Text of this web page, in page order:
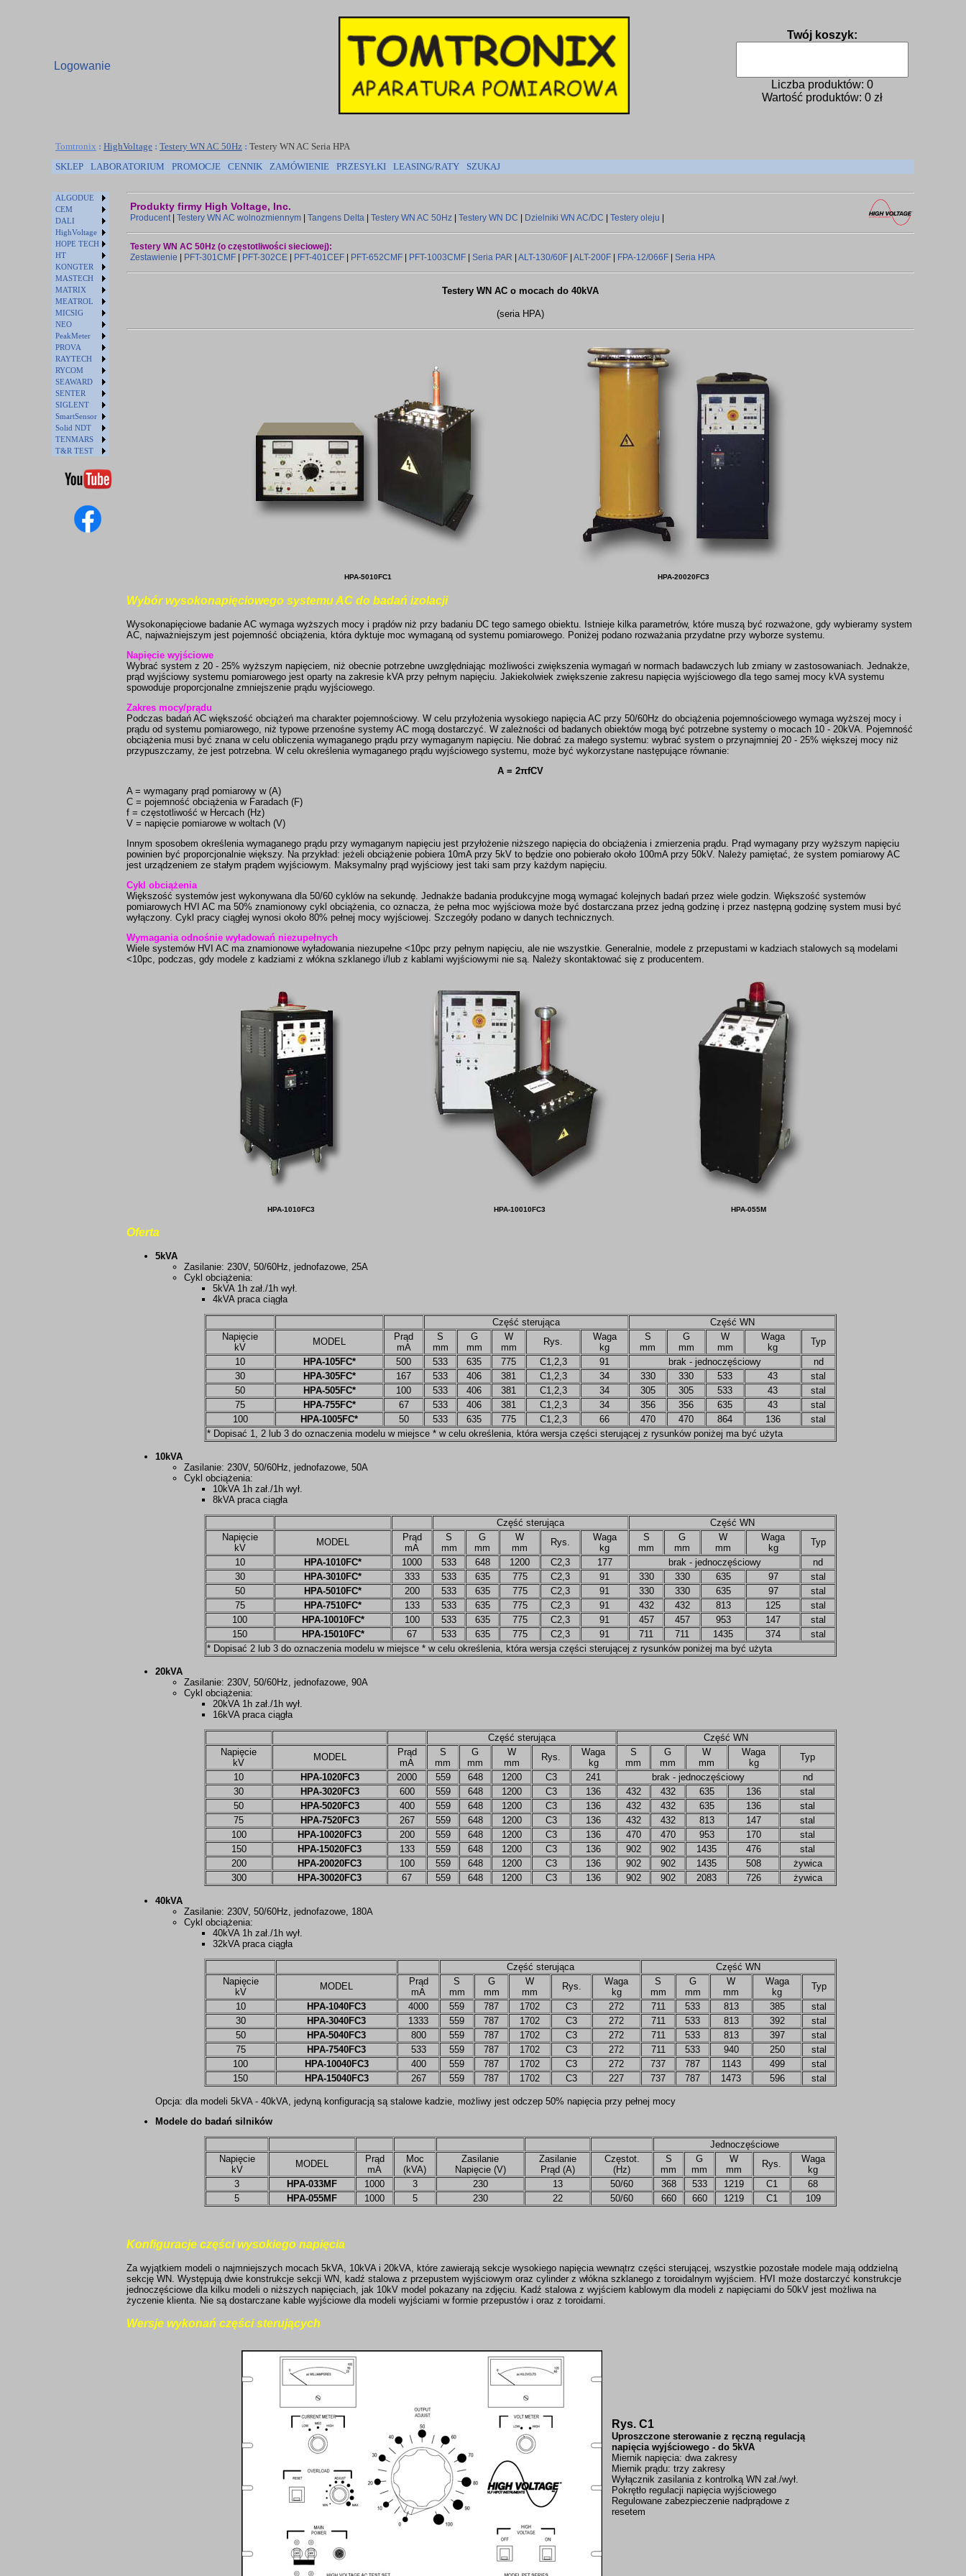
Logowanie
Twój koszyk:
Liczba produktów: 0
Wartość produktów: 0 zł
Tomtronix : HighVoltage : Testery WN AC 50Hz : Testery WN AC Seria HPA
SKLEP
LABORATORIUM PROMOCJE CENNIK ZAMÓWIENIE PRZESYŁKI LEASING/RATY SZUKAJ
ALGODUE
CEM
DALI
HighVoltage
HOPE TECH
HT
KONGTER
MASTECH
MATRIX
MEATROL
MICSIG
NEO
PeakMeter
PROVA
RAYTECH
RYCOM
SEAWARD
SENTER
SIGLENT
SmartSensor
Solid NDT
TENMARS
T&R TEST
Produkty firmy High Voltage, Inc.
Producent| Testery WN AC wolnozmiennym Tangens Delta Testery WN AC 50Hz Testery WN DC Dzielniki WN AC/DC Testery oleju
Testery WN AC 50Hz (o częstotliwości sieciowej):
Zestawienie
PFT-301CMF PFT-302CE PFT-401CEF PFT-652CMF PFT-1003CMF Seria PAR ALT-130/60F ALT-200F FPA-12/066F Seria HPA
Testery WN AC o mocach do 40kVA
(seria HPA)
HPA-5010FC1 HPA-20020FC3
Wybór wysokonapięciowego systemu AC do badań izolacji
Wysokonapięciowe badanie AC wymaga wyższych mocy i prądów niż przy badaniu DC tego samego obiektu. Istnieje kilka parametrów, które muszą być rozważone, gdy wybieramy system
AC, najważniejszym jest pojemność obciążenia, która dyktuje moc wymaganą od systemu pomiarowego. Poniżej podano rozważania przydatne przy wyborze systemu.
Napięcie wyjściowe
Wybrać system z 20 - 25% wyższym napięciem, niż obecnie potrzebne uwzględniając możliwości zwiększenia wymagań w normach badawczych lub zmiany w zastosowaniach. Jednakże,
prąd wyjściowy systemu pomiarowego jest oparty na zakresie kVA przy pełnym napięciu. Jakiekolwiek zwiększenie zakresu napięcia wyjściowego dla tego samej mocy kVA systemu
spowoduje proporcjonalne zmniejszenie prądu wyjściowego.
Zakres mocy/prądu
Podczas badań AC większość obciążeń ma charakter pojemnościowy. W celu przyłożenia wysokiego napięcia AC przy 50/60Hz do obciążenia pojemnościowego wymaga wyższej mocy i
prądu od systemu pomiarowego, niż typowe przenośne systemy AC mogą dostarczyć. W zależności od badanych obiektów mogą być potrzebne systemy o mocach 10 - 20kVA. Pojemność
obciążenia musi być znana w celu obliczenia wymaganego prądu przy wymaganym napięciu. Nie dobrać za małego systemu: wybrać system o przynajmniej 20 - 25% większej mocy niż
przypuszczamy, że jest potrzebna. W celu określenia wymaganego prądu wyjściowego systemu, może być wykorzystane następujące równanie:
A = 2πfCV
A = wymagany prąd pomiarowy w (A)
C = pojemność obciążenia w Faradach (F)
f = częstotliwość w Hercach (Hz)
V = napięcie pomiarowe w woltach (V)
Innym sposobem określenia wymaganego prądu przy wymaganym napięciu jest przyłożenie niższego napięcia do obciążenia i zmierzenia prądu. Prąd wymagany przy wyższym napięciu
powinien być proporcjonalnie większy. Na przykład: jeżeli obciążenie pobiera 10mA przy 5kV to będzie ono pobierało około 100mA przy 50kV. Należy pamiętać, że system pomiarowy AC
jest urządzeniem ze stałym prądem wyjściowym. Maksymalny prąd wyjściowy jest taki sam przy każdym napięciu.
Cykl obciążenia
Większość systemów jest wykonywana dla 50/60 cyklów na sekundę. Jednakże badania produkcyjne mogą wymagać kolejnych badań przez wiele godzin. Większość systemów
pomiarowych HVI AC ma 50% znamionowy cykl obciążenia, co oznacza, że pełna moc wyjściowa może być dostarczana przez jedną godzinę i przez następną godzinę system musi być
wyłączony. Cykl pracy ciągłej wynosi około 80% pełnej mocy wyjściowej. Szczegóły podano w danych technicznych.
Wymagania odnośnie wyładowań niezupełnych
Wiele systemów HVI AC ma znamionowe wyładowania niezupełne <10pc przy pełnym napięciu, ale nie wszystkie. Generalnie, modele z przepustami w kadziach stalowych są modelami
<10pc, podczas, gdy modele z kadziami z włókna szklanego i/lub z kablami wyjściowymi nie są. Należy skontaktować się z producentem.
HPA-1010FC3 HPA-10010FC3 HPA-055M
Oferta
5kVA
Zasilanie: 230V, 50/60Hz, jednofazowe, 25A
Cykl obciążenia:
5kVA 1h zał./1h wył.
4kVA praca ciągła
Część sterująca
Część WN
Napięcie
kV
MODEL
Prąd
mA
S
mm
G
mm
W
mm
Rys.
Waga
kg
S
mm
G
mm
W
mm
Waga
kg
Typ
10
HPA-105FC* 500 533 635 775 C1,2,3 91 brak - jednoczęściowy
nd
30
HPA-305FC* 167 533 406 381 C1,2,3 34 330 330 533 43
stal
50
HPA-505FC* 100 533 406 381 C1,2,3 34 305 305 533 43
stal
75
HPA-755FC* 67 533 406 381 C1,2,3 34 356 356 635 43
stal
100
HPA-1005FC* 50 533 635 775 C1,2,3 66 470 470 864 136
stal
* Dopisać 1, 2 lub 3 do oznaczenia modelu w miejsce * w celu określenia, która wersja części sterującej z rysunków poniżej ma być użyta
10kVA
Zasilanie: 230V, 50/60Hz, jednofazowe, 50A
Cykl obciążenia:
10kVA 1h zał./1h wył.
8kVA praca ciągła
Część sterująca
Część WN
Napięcie
kV
MODEL
Prąd
mA
S
mm
G
mm
W
mm
Rys.
Waga
kg
S
mm
G
mm
W
mm
Waga
kg
Typ
10
HPA-1010FC* 1000 533 648 1200 C2,3 177 brak - jednoczęściowy
nd
30
HPA-3010FC* 333 533 635 775 C2,3 91 330 330 635 97
stal
50
HPA-5010FC* 200 533 635 775 C2,3 91 330 330 635 97
stal
75
HPA-7510FC* 133 533 635 775 C2,3 91 432 432 813 125
stal
100
HPA-10010FC* 100 533 635 775 C2,3 91 457 457 953 147
stal
150
HPA-15010FC* 67 533 635 775 C2,3 91 711 711 1435 374
stal
* Dopisać 2 lub 3 do oznaczenia modelu w miejsce * w celu określenia, która wersja części sterującej z rysunków poniżej ma być użyta
20kVA
Zasilanie: 230V, 50/60Hz, jednofazowe, 90A
Cykl obciążenia:
20kVA 1h zał./1h wył.
16kVA praca ciągła
Część sterująca
Część WN
Napięcie
kV
MODEL
Prąd
mA
S
mm
G
mm
W
mm
Rys.
Waga
kg
S
mm
G
mm
W
mm
Waga
kg
Typ
10
HPA-1020FC3 2000 559 648 1200 C3 241 brak - jednoczęściowy
nd
30
HPA-3020FC3 600 559 648 1200 C3 136 432 432 635 136
stal
50
HPA-5020FC3 400 559 648 1200 C3 136 432 432 635 136
stal
75
HPA-7520FC3 267 559 648 1200 C3 136 432 432 813 147
stal
100
HPA-10020FC3 200 559 648 1200 C3 136 470 470 953 170
stal
150
HPA-15020FC3 133 559 648 1200 C3 136 902 902 1435 476
stal
200
HPA-20020FC3 100 559 648 1200 C3 136 902 902 1435 508
żywica
300
HPA-30020FC3 67 559 648 1200 C3 136 902 902 2083 726 żywica
40kVA
Zasilanie: 230V, 50/60Hz, jednofazowe, 180A
Cykl obciążenia:
40kVA 1h zał./1h wył.
32kVA praca ciągła
Część sterująca
Część WN
Napięcie
kV
MODEL
Prąd
mA
S
mm
G
mm
W
mm
Rys.
Waga
kg
S
mm
G
mm
W
mm
Waga
kg
Typ
10
HPA-1040FC3 4000 559 787 1702 C3 272 711 533 813 385
stal
30
HPA-3040FC3 1333 559 787 1702 C3 272 711 533 813 392
stal
50
HPA-5040FC3 800 559 787 1702 C3 272 711 533 813 397
stal
75
HPA-7540FC3 533 559 787 1702 C3 272 711 533 940 250
stal
100
HPA-10040FC3 400 559 787 1702 C3 272 737 787 1143 499
stal
150
HPA-15040FC3 267 559 787 1702 C3 227 737 787 1473 596 stal
Opcja: dla modeli 5kVA - 40kVA, jedyną konfiguracją są stalowe kadzie, możliwy jest odczep 50% napięcia przy pełnej mocy
Modele do badań silników
Jednoczęściowe
Napięcie
kV
MODEL
Prąd
mA
Moc
(kVA)
Zasilanie
Napięcie (V)
Zasilanie
Prąd (A)
Częstot.
(Hz)
S
mm
G
mm
W
mm
Rys.
Waga
kg
3
HPA-033MF 1000 3 230 13 50/60 368 533 1219 C1
68
5
HPA-055MF 1000 5 230 22 50/60 660 660 1219 C1 109
Konfiguracje części wysokiego napięcia
Za wyjątkiem modeli o najmniejszych mocach 5kVA, 10kVA i 20kVA, które zawierają sekcje wysokiego napięcia wewnątrz części sterującej, wszystkie pozostałe modele mają oddzielną
sekcję WN. Występują dwie konstrukcje sekcji WN, kadź stalowa z przepustem wyjściowym oraz cylinder z włókna szklanego z toroidalnym wyjściem. HVI może dostarczyć konstrukcje
jednoczęściowe dla kilku modeli o niższych napięciach, jak 10kV model pokazany na zdjęciu. Kadź stalowa z wyjściem kablowym dla modeli z napięciami do 50kV jest możliwa na
życzenie klienta. Nie są dostarczane kable wyjściowe dla modeli wyjściami w formie przepustów i oraz z toroidami.
Wersje wykonań części sterujących
Rys. C1
Uproszczone sterowanie z ręczną regulacją
napięcia wyjściowego - do 5kVA
Miernik napięcia: dwa zakresy
Miernik prądu: trzy zakresy
Wyłącznik zasilania z kontrolką WN zał./wył.
Pokrętło regulacji napięcia wyjściowego
Regulowane zabezpieczenie nadprądowe z
resetem